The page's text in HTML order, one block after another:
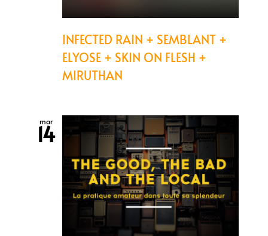
INFECTED RAIN + SEMBLANT +
ELYOSE + SKIN ON FLESH +
MIRUTHAN
mar
14